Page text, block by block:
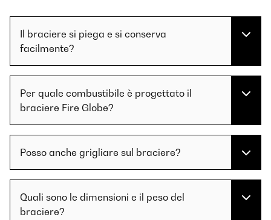
Il braciere si piega e si conserva
facilmente?
Per quale combustibile è progettato il
braciere Fire Globe?
Posso anche grigliare sul braciere?
Quali sono le dimensioni e il peso del
braciere?